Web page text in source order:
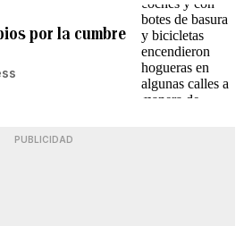
por la cumbre
PUBLICIDAD